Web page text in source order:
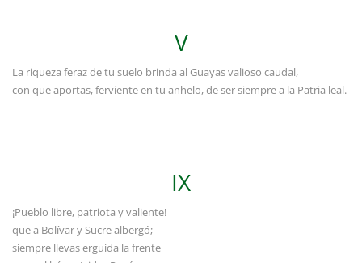
V
La riqueza feraz de tu suelo brinda al Guayas valioso caudal,
con que aportas, ferviente en tu anhelo, de ser siempre a la Patria leal.
IX
¡Pueblo libre, patriota y valiente!
que a Bolívar y Sucre albergó;
siempre llevas erguida la frente